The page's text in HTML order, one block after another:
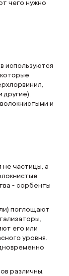
чего нужно
используются
и
не частицы, а
- сорбенты
поглощают
его или
уровня.
различны,